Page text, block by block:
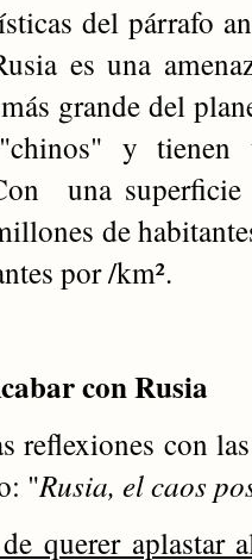
del párrafo
es una
grande del
y
una superficie
de
por /km².
con Rusia
reflexiones con
"Rusia, el caos
querer aplastar